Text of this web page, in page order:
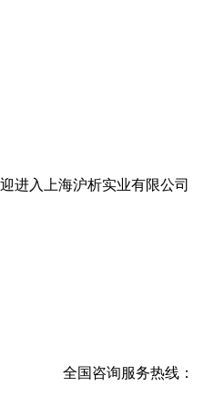
进入上海沪析实业有限公司
全国咨询服务热线：